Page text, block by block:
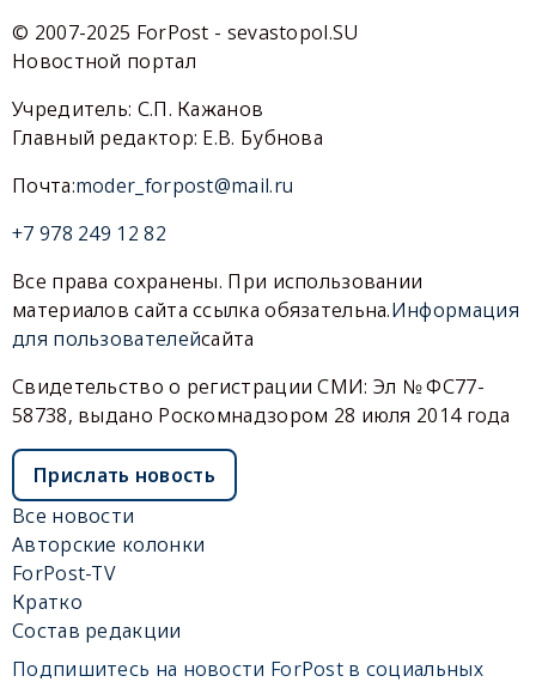
© 2007-2025 ForPost - sevastopol.SU
Новостной портал
Учредитель: С.П. Кажанов
Главный редактор: Е.В. Бубнова
Почта:moder_forpost@mail.ru
+7 978 249 12 82
Все права сохранены. При использовании
материалов сайта ссылка обязательна.Информация
для пользователейсайта
Свидетельство о регистрации СМИ: Эл № ФС77-
58738, выдано Роскомнадзором 28 июля 2014 года
Прислать новость
Все новости
Авторские колонки
ForPost-TV
Кратко
Состав редакции
Подпишитесь на новости ForPost в социальных